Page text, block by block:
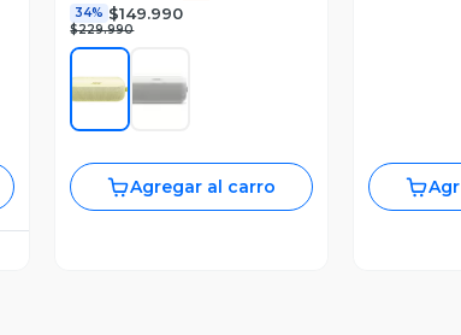
34% $149.990
$229.990
Agregar al carro